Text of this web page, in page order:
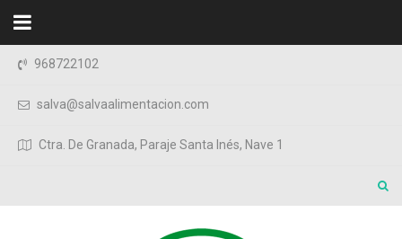
Saltar al contenido
968722102
salva@salvaalimentacion.com
Ctra. De Granada, Paraje Santa Inés, Nave 1